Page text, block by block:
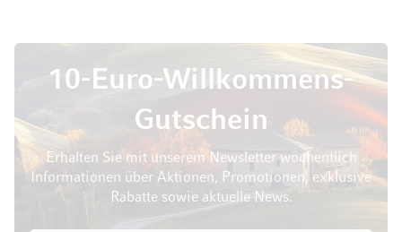
10-Euro-Willkommens-
Gutschein
Erhalten Sie mit unserem Newsletter wöchentlich
Informationen über Aktionen, Promotionen, exklusive
Rabatte sowie aktuelle News.